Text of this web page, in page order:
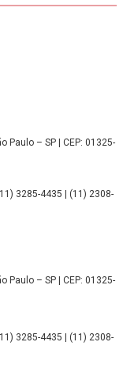
Paulo – SP | CEP: 01325-
3285-4435 | (11) 2308-
Paulo – SP | CEP: 01325-
3285-4435 | (11) 2308-